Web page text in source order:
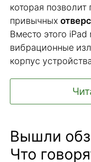
которая
привычных
Вместо этого
вибрационные
корпус
Вышли
Что